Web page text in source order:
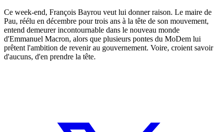
Ce week-end, François Bayrou veut lui donner raison. Le maire de
Pau, réélu en décembre pour trois ans à la tête de son mouvement,
entend demeurer incontournable dans le nouveau monde
d'Emmanuel Macron, alors que plusieurs pontes du MoDem lui
prêtent l'ambition de revenir au gouvernement. Voire, croient savoir
d'aucuns, d'en prendre la tête.